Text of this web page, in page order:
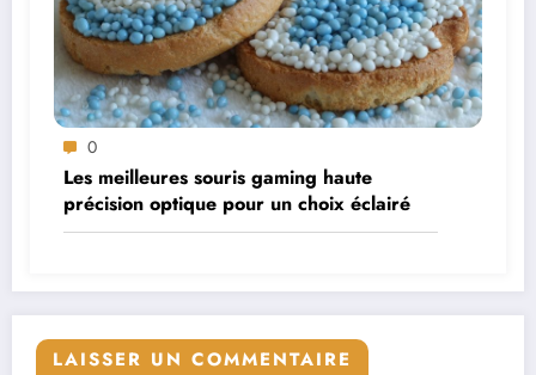
0
Les meilleures souris gaming haute
précision optique pour un choix éclairé
LAISSER UN COMMENTAIRE